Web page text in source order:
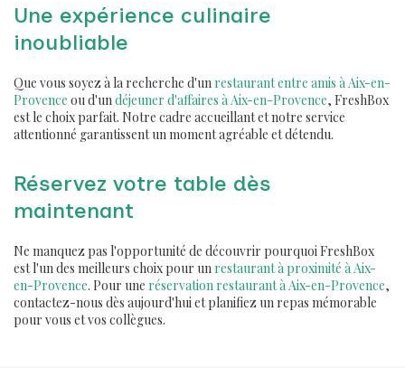
Une expérience culinaire
inoubliable
Que vous soyez à la recherche d'un restaurant entre amis à Aix-en-
Provence ou d'undéjeuner d'affaires à Aix-en-Provence, FreshBox
est le choix parfait. Notre cadre accueillant et notre service
attentionné garantissent un moment agréable et détendu.
Réservez votre table dès
maintenant
Ne manquez pas l'opportunité de découvrir pourquoi FreshBox
est l'un des meilleurs choix pour un restaurant à proximité à Aix-
en-Provence. Pour une réservation restaurant à Aix-en-Provence,
contactez-nous dès aujourd'hui et planifiez un repas mémorable
pour vous et vos collègues.